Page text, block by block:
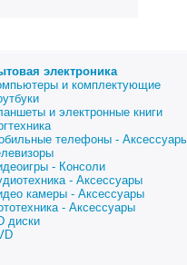
электроника
и комплектующие
и электронные книги
телефоны -
- Консоли
- Аксессуары
камеры - Аксессуары
- Аксессуары
диски